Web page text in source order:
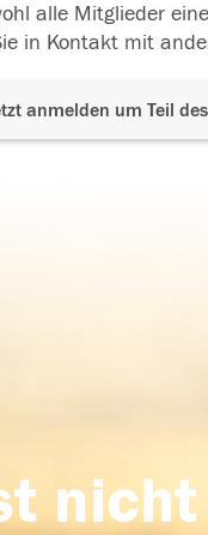
alle Mitglieder
in Kontakt mit
anmelden um Teil